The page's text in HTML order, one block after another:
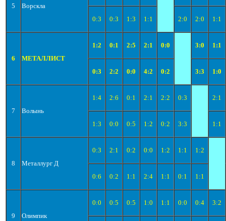
5
Ворскла
0:3
0:3 1:3 1:1 2:0 2:0 1:1
6 МЕТАЛЛИСТ
1:2 0:1 2:5 2:1 0:0 3:0 1:1
0:3 2:2 0:0 4:2 0:2 3:3 1:0
7 Волынь
1:4 2:6 0:1 2:1 2:2 0:3 2:1
1:3 0:0 0:5 1:2 0:2 3:3 1:1
8 Металлург Д
0:3 2:1 0:2 0:0 1:2 1:1 1:2
0:6 0:2 1:1 2:4 1:1 0:1 1:1
9 Олимпик
0:0 0:5 0:5 1:0 1:1 0:0 0:4 3:2